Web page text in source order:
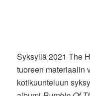
Syksyllä 2021 The
tuoreen materiaalin
kotikuunteluun